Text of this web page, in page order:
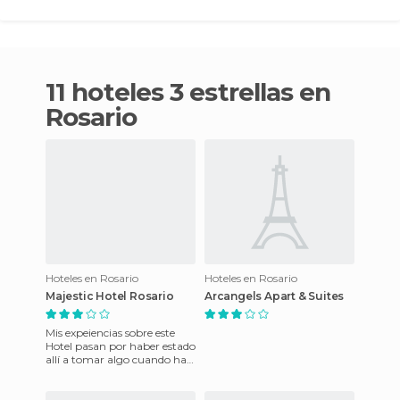
11 hoteles 3 estrellas en
Rosario
Hoteles en Rosario
Majestic Hotel Rosario
Mis expeiencias sobre este
Hotel pasan por haber estado
allí a tomar algo cuando han
Hoteles en Rosario
Arcangels Apart & Suites